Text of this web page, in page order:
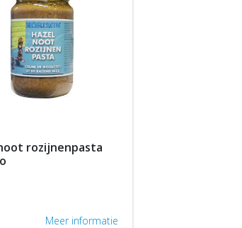
Meer informatie